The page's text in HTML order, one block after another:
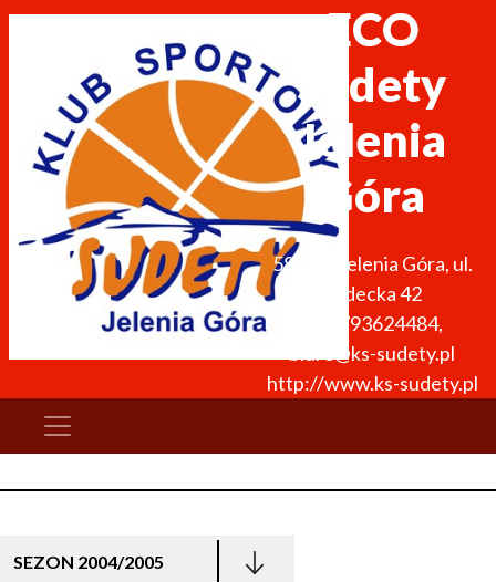
ECO
Sudety
Jelenia
Góra
58-500 Jelenia Góra, ul.
Sudecka 42
+48 793624484,
biuro@ks-sudety.pl
http://www.ks-sudety.pl
SEZON 2004/2005